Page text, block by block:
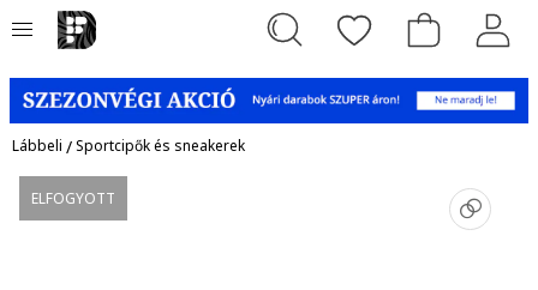
Lábbeli /Sportcipők és sneakerek
ELFOGYOTT